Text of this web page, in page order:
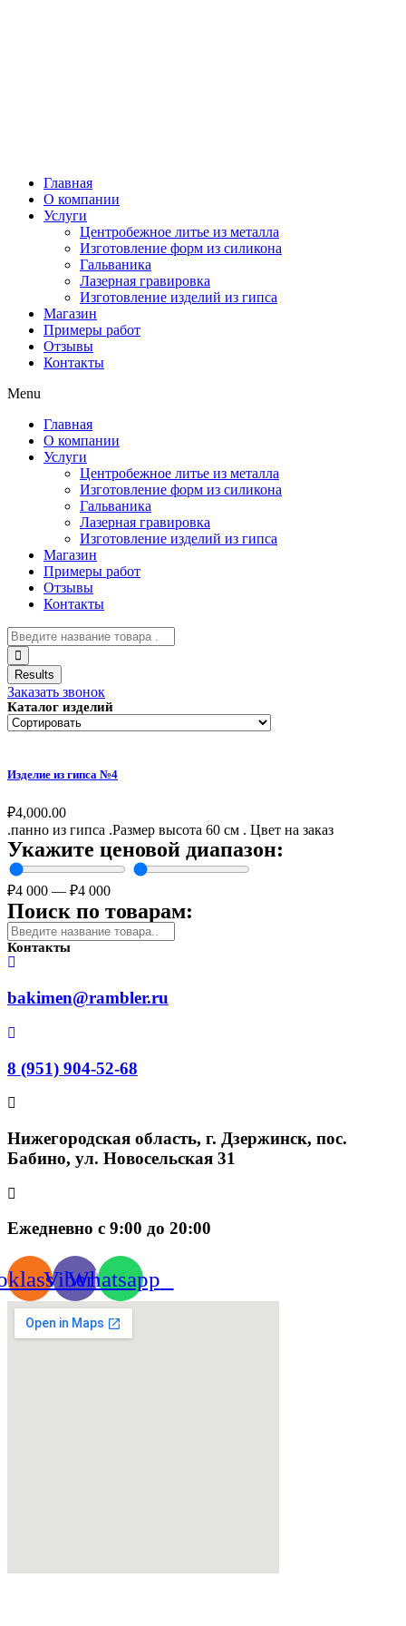
Главная
О компании
Услуги
Центробежное литье из металла
Изготовление форм из силикона
Гальваника
Лазерная гравировка
Изготовление изделий из гипса
Магазин
Примеры работ
Отзывы
Контакты
Menu
Главная
О компании
Услуги
Центробежное литье из металла
Изготовление форм из силикона
Гальваника
Лазерная гравировка
Изготовление изделий из гипса
Магазин
Примеры работ
Отзывы
Контакты
Results
Заказать звонок
Каталог изделий
Изделие из гипса №4
₽4,000.00
.панно из гипса .Размер высота 60 см . Цвет на заказ
Укажите ценовой диапазон:
₽4 000 — ₽4 000
Поиск по товарам:
Контакты
bakimen@rambler.ru
8 (951) 904-52-68
Нижегородская область, г. Дзержинск, пос.
Бабино, ул. Новосельская 31
Ежедневно с 9:00 до 20:00
ViberWhatsapp